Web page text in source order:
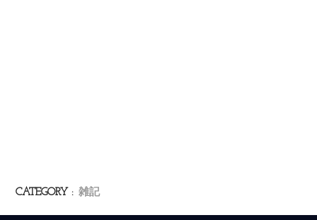
CATEGORY : 雑記